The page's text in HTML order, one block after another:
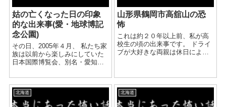
姑の亡くなった日の印象
的な出来事(愛・地球博記
念公園)
その日、2005年４月、 私たち家
族は以前から楽しみにしていた
日本国際博覧会、別名・愛知万
歳、次女は１３歳でした。 前売
りチケットは購入済みでした
が、ゲート前はまだ午前８時過
ぎというのに、長蛇の...
山形県鶴岡市高舘山の恐
怖
これは約２０年以上前、私が高
校生の頃の出来事です。 ドライ
ブが大好きな両親は休日によく
市にある高舘山に行こうという
話になりました。 そこは小高い
山の頂上にテレビ塔と...
北海道 北海道